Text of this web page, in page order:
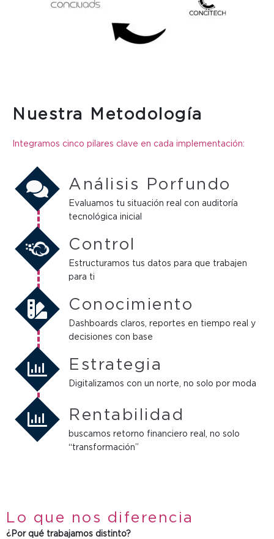
Nuestra Metodología
Integramos cinco pilares clave en cada implementación:
Análisis Porfundo
Evaluamos tu situación real con auditoría
tecnológica inicial
Control
Estructuramos tus datos para que trabajen
para ti
Conocimiento
Dashboards claros, reportes en tiempo real y
decisiones con base
Estrategia
Digitalizamos con un norte, no solo por moda
Rentabilidad
buscamos retorno financiero real, no solo
“transformación”
Lo que nos diferencia
¿Por qué trabajamos distinto?